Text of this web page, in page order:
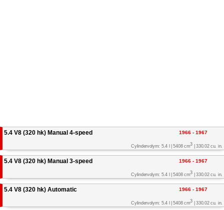
5.4 V8 (320 hk) Manual 4-speed 1966 - 1967
Cylindervolym: 5.4 l | 5408 cm3 | 330.02 cu. in.
5.4 V8 (320 hk) Manual 3-speed 1966 - 1967
Cylindervolym: 5.4 l | 5408 cm3 | 330.02 cu. in.
5.4 V8 (320 hk) Automatic 1966 - 1967
Cylindervolym: 5.4 l | 5408 cm3 | 330.02 cu. in.